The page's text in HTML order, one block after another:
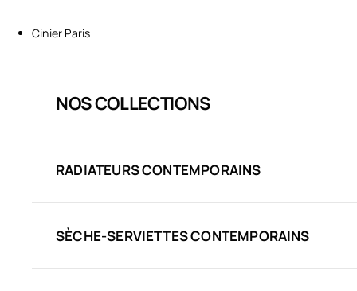
Cinier Paris
NOS COLLECTIONS
RADIATEURS CONTEMPORAINS
SÈCHE-SERVIETTES CONTEMPORAINS